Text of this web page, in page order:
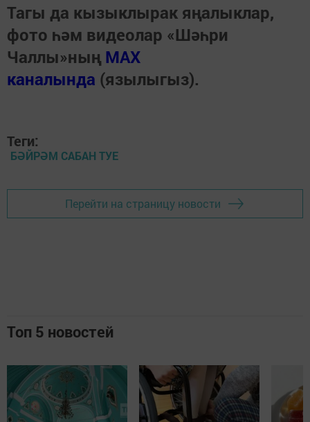
Тагы да кызыклырак яңалыклар,
фото һәм видеолар «Шәһри
Чаллы»ның MAX
каналында (язылыгыз).
Теги:
БӘЙРӘМ САБАН ТУЕ
Перейти на страницу новости
Топ 5 новостей